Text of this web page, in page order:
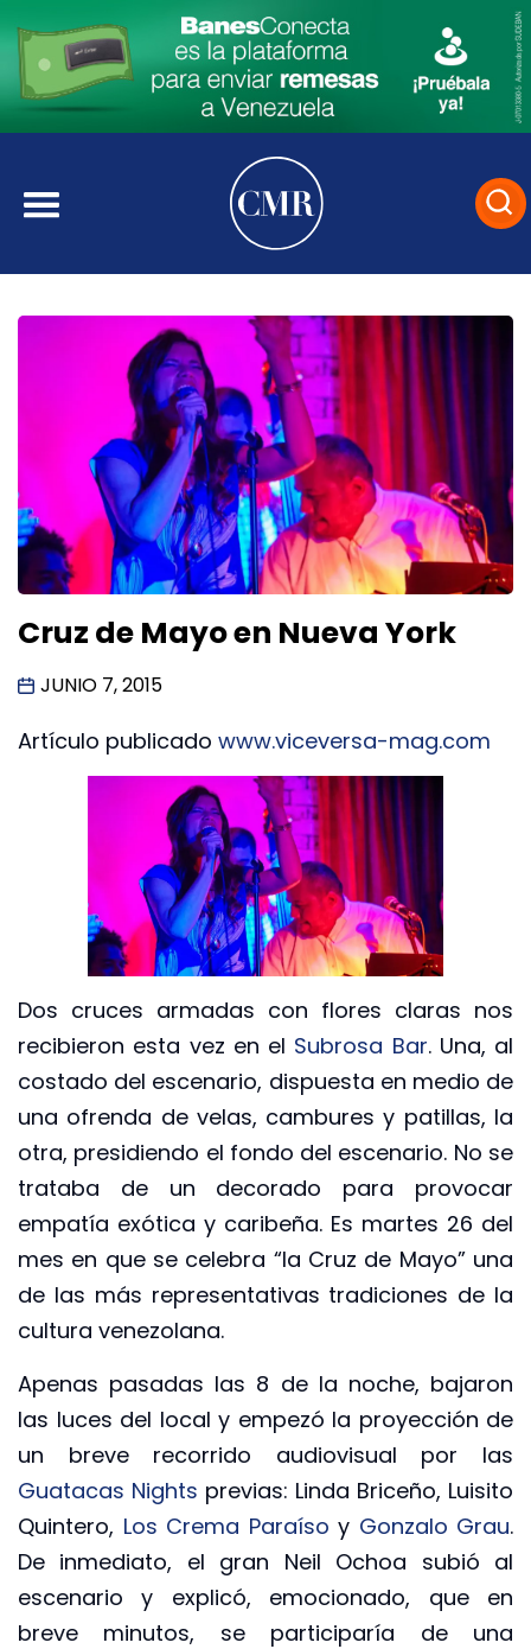
Cruz de Mayo en Nueva York
JUNIO 7, 2015
Artículo publicado www.viceversa-mag.com
Dos cruces armadas con flores claras nos
recibieron esta vez en el Subrosa Bar. Una, al
costado del escenario, dispuesta en medio de
una ofrenda de velas, cambures y patillas, la
otra, presidiendo el fondo del escenario. No se
trataba de un decorado para provocar
empatía exótica y caribeña. Es martes 26 del
mes en que se celebra “la Cruz de Mayo” una
de las más representativas tradiciones de la
cultura venezolana.
Apenas pasadas las 8 de la noche, bajaron
las luces del local y empezó la proyección de
un breve recorrido audiovisual por las
Guatacas Nights previas: Linda Briceño, Luisito
Quintero, Los Crema Paraíso y Gonzalo Grau.
De inmediato, el gran Neil Ochoa subió al
escenario y explicó, emocionado, que en
breve minutos, se participaría de una